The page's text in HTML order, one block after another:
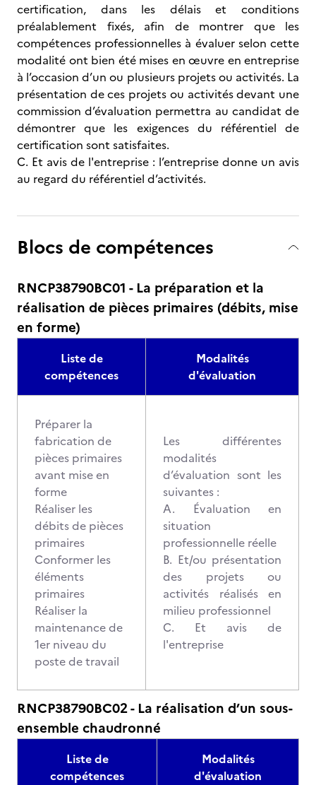
certification, dans les délais et conditions
préalablement fixés, afin de montrer que les
compétences professionnelles à évaluer selon cette
modalité ont bien été mises en œuvre en entreprise
à l’occasion d’un ou plusieurs projets ou activités. La
présentation de ces projets ou activités devant une
commission d’évaluation permettra au candidat de
démontrer que les exigences du référentiel de
certification sont satisfaites.
C. Et avis de l'entreprise : l’entreprise donne un avis
au regard du référentiel d’activités.
Blocs de compétences
RNCP38790BC01 - La préparation et la
réalisation de pièces primaires (débits, mise
en forme)
Liste de
compétences
Modalités
d'évaluation
Préparer la
fabrication de
pièces primaires
avant mise en
forme
Réaliser les
débits de pièces
primaires
Conformer les
éléments
primaires
Réaliser la
maintenance de
1er niveau du
poste de travail
Les différentes
modalités
d’évaluation sont les
suivantes :
A. Évaluation en
situation
professionnelle réelle
B. Et/ou présentation
des projets ou
activités réalisés en
milieu professionnel
C. Et avis de
l'entreprise
RNCP38790BC02 - La réalisation d’un sous-
ensemble chaudronné
Liste de
compétences
Modalités
d'évaluation